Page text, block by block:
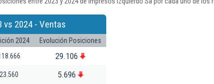
vs 2024 - Ventas
2024
Evolución Posiciones
29.106
23.560 5.696